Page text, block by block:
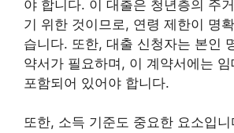
야 합니다. 이 대출은 청년층의 주
기 위한 것이므로, 연령 제한이 명
습니다. 또한, 대출 신청자는 본인
약서가 필요하며, 이 계약서에는
포함되어 있어야 합니다.
또한, 소득 기준도 중요한 요소입